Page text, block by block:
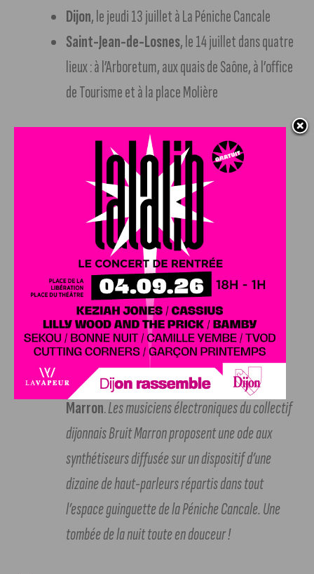
Dijon, le jeudi 13 juillet à La Péniche Cancale
Saint-Jean-de-Losnes, le 14 juillet dans quatre
lieux : à l’Arboretum, aux quais de Saône, à l’office
de Tourisme et à la place Molière
Le programme du Sonic Bloom à Dijon
À 18h : Massages électroniques, projet de
Nicolas Thirion.Le musicien et artiste sonore
Nicolas Thirion, directeur artistique d’ici l’onde
conçoit un dispositif de massages électronique
pour une à huit personnes. Ondes pures pour un
ASMR entre les deux oreilles et des jeux psycho-
acoustiques étonnants.
À 20h : Jojoni, concert de l’ensemble 0
À 21h : DJ set électro du collectif Bruit
Marron.Les musiciens électroniques du collectif
dijonnais Bruit Marron proposent une ode aux
synthétiseurs diffusée sur un dispositif d’une
dizaine de haut-parleurs répartis dans tout
l’espace guinguette de la Péniche Cancale. Une
tombée de la nuit toute en douceur !